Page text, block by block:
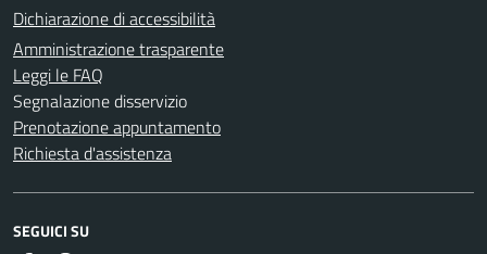
Dichiarazione di accessibilità
Amministrazione trasparente
Leggi le FAQ
Segnalazione disservizio
Prenotazione appuntamento
Richiesta d'assistenza
SEGUICI SU